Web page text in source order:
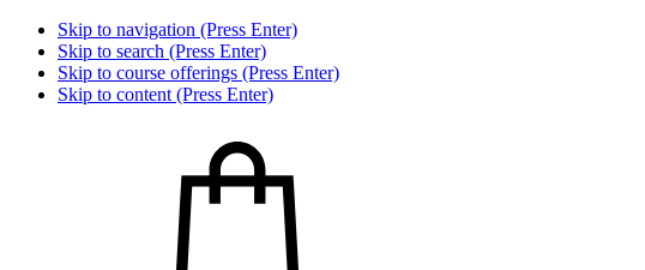
Skip to navigation (Press Enter)
Skip to search (Press Enter)
Skip to course offerings (Press Enter)
Skip to content (Press Enter)